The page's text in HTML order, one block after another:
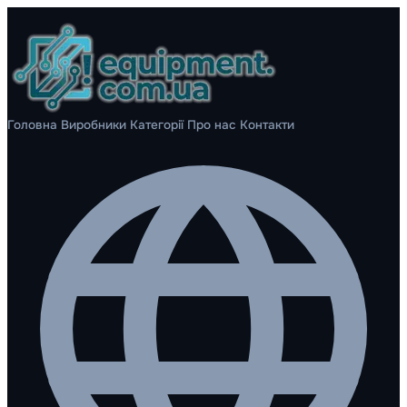
Головна Виробники Категорії Про нас Контакти